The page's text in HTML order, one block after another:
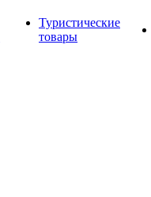
Туристические
товары